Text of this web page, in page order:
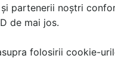
partenerii noștri
de mai jos.
folosirii cookie-